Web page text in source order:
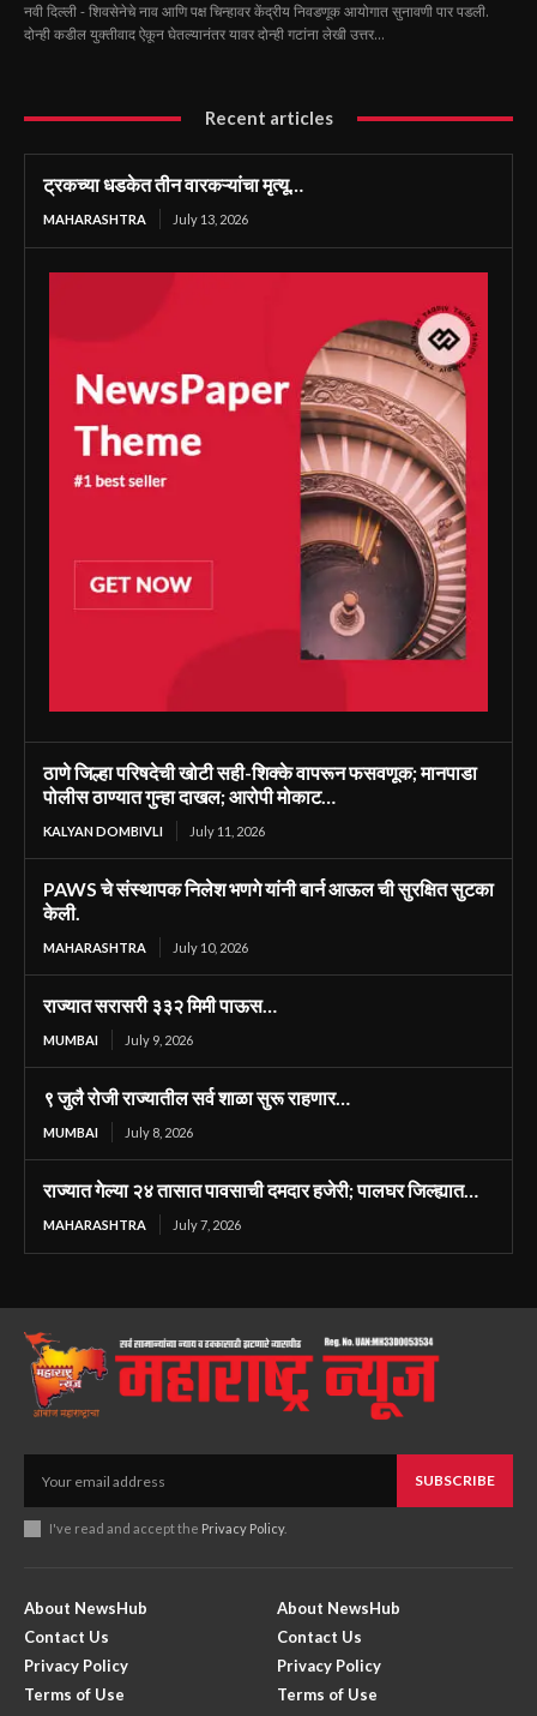
नवी दिल्ली - शिवसेनेचे नाव आणि पक्ष चिन्हावर केंद्रीय निवडणूक आयोगात सुनावणी पार पडली.
दोन्ही कडील युक्तीवाद ऐकून घेतल्यानंतर यावर दोन्ही गटांना लेखी उत्तर...
Recent articles
ट्रकच्या धडकेत तीन वारकऱ्यांचा मृत्यू…
MAHARASHTRA July 13, 2026
ठाणे जिल्हा परिषदेची खोटी सही-शिक्के वापरून फसवणूक; मानपाडा
पोलीस ठाण्यात गुन्हा दाखल; आरोपी मोकाट…
KALYAN DOMBIVLI July 11, 2026
PAWS चे संस्थापक निलेश भणगे यांनी बार्न आऊल ची सुरक्षित सुटका
केली.
MAHARASHTRA July 10, 2026
राज्यात सरासरी ३३२ मिमी पाऊस…
MUMBAI July 9, 2026
९ जुलै रोजी राज्यातील सर्व शाळा सुरू राहणार…
MUMBAI July 8, 2026
राज्यात गेल्या २४ तासात पावसाची दमदार हजेरी; पालघर जिल्ह्यात…
MAHARASHTRA July 7, 2026
SUBSCRIBE
I've read and accept the Privacy Policy.
About NewsHub
Contact Us
Privacy Policy
Terms of Use
About NewsHub
Contact Us
Privacy Policy
Terms of Use